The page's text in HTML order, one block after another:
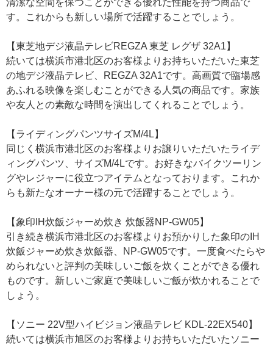
清潔な空間を保つことができる優れた性能を持つ商品で
す。これからも新しい場所で活躍することでしょう。
【東芝地デジ液晶テレビREGZA 東芝 レグザ 32A1】
続いては横浜市港北区のお客様よりお持ちいただいた東芝
の地デジ液晶テレビ、REGZA 32A1です。高画質で臨場感
あふれる映像を楽しむことができる人気の商品です。家族
や友人との素敵な時間を演出してくれることでしょう。
【ライディングパンツサイズM/4L】
同じく横浜市港北区のお客様よりお譲りいただいたライデ
ィングパンツ、サイズM/4Lです。お好きなバイクツーリン
グやレジャーに役立つアイテムとなっております。これか
らも新たなオーナー様の元で活躍することでしょう。
【象印IH炊飯ジャーめ炊き 炊飯器NP-GW05】
引き続き横浜市港北区のお客様よりお預かりした象印のIH
炊飯ジャーめ炊き炊飯器、NP-GW05です。一度食べたらや
められないと評判の美味しいご飯を炊くことができる優れ
ものです。新しいご家庭で美味しいご飯が炊かれることで
しょう。
【ソニー 22V型ハイビジョン液晶テレビ KDL-22EX540】
続いては横浜市旭区のお客様よりお持ちいただいたソニー